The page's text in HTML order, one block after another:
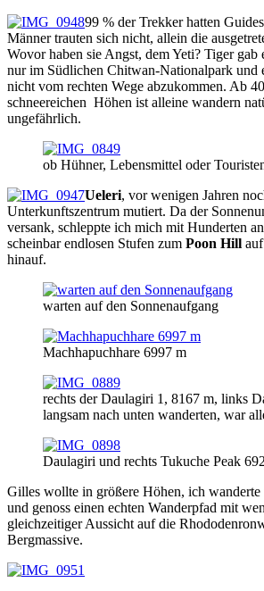
99 % der Trekker hatten
Männer trauten sich nicht, allein die
Wovor haben sie Angst, dem Yeti? Tiger gab
nur im Südlichen Chitwan-Nationalpark und
nicht vom rechten Wege abzukommen. Ab
schneereichen Höhen ist alleine wandern
ungefährlich.
ob Hühner, Lebensmittel oder
Ueleri, vor wenigen Jahren
Unterkunftszentrum mutiert. Da der
versank, schleppte ich mich mit Hunderten
scheinbar endlosen Stufen zum Poon Hill
hinauf.
warten auf den Sonnenaufgang
Machhapuchhare 6997 m
rechts der Daulagiri 1, 8167 m, links
langsam nach unten wanderten, war
Daulagiri und rechts Tukuche Peak
Gilles wollte in größere Höhen, ich wanderte
und genoss einen echten Wanderpfad mit
gleichzeitiger Aussicht auf die
Bergmassive.